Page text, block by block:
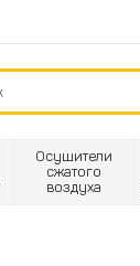
Осушители
сжатого
воздуха